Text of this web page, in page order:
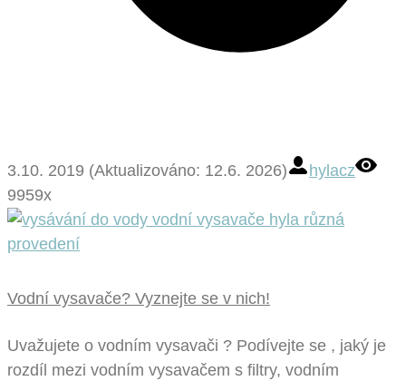
3.10. 2019 (Aktualizováno: 12.6. 2026)
hylacz
9959x
Vodní vysavače? Vyznejte se v nich!
Uvažujete o vodním vysavači ? Podívejte se , jaký je
rozdíl mezi vodním vysavačem s filtry, vodním